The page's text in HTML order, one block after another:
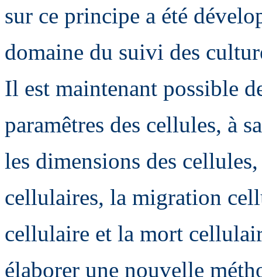
sur ce principe a été
domaine du suivi des
Il est maintenant possible
paramêtres des cellules, à
les dimensions des
cellulaires, la migration
cellulaire et la mort
élaborer une nouvelle